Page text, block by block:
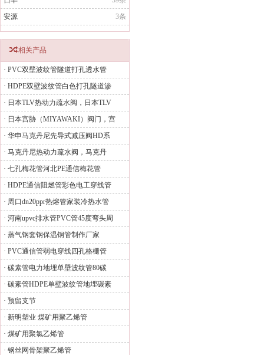
3条
安源
相关产品
· PVC双壁波纹管隧道打孔透水管
· HDPE双壁波纹管白色打孔隧道渗
· 日本TLV热动力疏水阀，日本TLV
· 日本宫胁（MIYAWAKI）阀门，宫
· 华申马克丹尼先导式减压阀HD系
· 马克丹尼热动力疏水阀，马克丹
· 七孔梅花管河北PE通信梅花管
· HDPE通信阻燃管彩色电工穿线管
· 周口dn20ppr热熔管家装冷热水管
· 河南upvc排水管PVC管45度弯头周
· 蒸气钢套钢保温钢管制作厂家
· PVC通信管弱电穿线四孔格栅管
· 碳素管电力地埋单壁波纹管80碳
· 碳素管HDPE单壁波纹管地埋碳素
· 预留支节
· 新明塑业 煤矿用聚乙烯管
· 煤矿用聚氯乙烯管
· 钢丝网骨架聚乙烯管